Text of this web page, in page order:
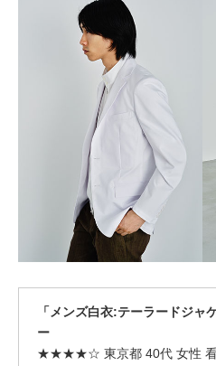
「メンズ白衣:テーラードジャ
ー
★★★★☆ 東京都 40代 女性 看